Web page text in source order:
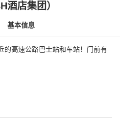
酒店集团）
基本信息
的高速公路巴士站和车站！门前有